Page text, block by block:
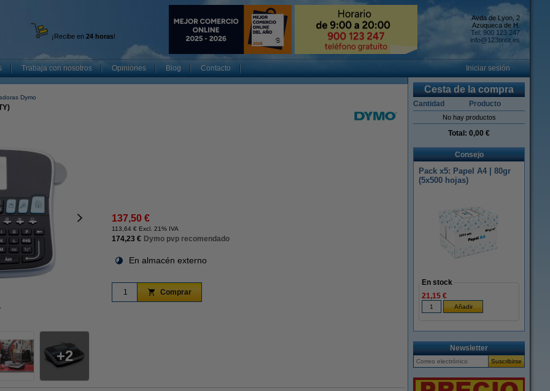
¡Recibe en 24 horas!
Avda de Lyon, 2
Azuqueca de H.
Tel: 900 123 247
info@123tinta.es
Trabaja con nosotros Opiniones Blog Contacto Iniciar sesión
Dymo
Ampliar
2
137,50 €
113,64 € Excl. 21% IVA
174,23 € Dymo pvp recomendado
En almacén externo
Comprar
Cesta de la compra
Cantidad Producto
No hay productos
Total: 0,00 €
Consejo
Pack x5: Papel A4 | 80gr
(5x500 hojas)
En stock
21,15 €
Newsletter